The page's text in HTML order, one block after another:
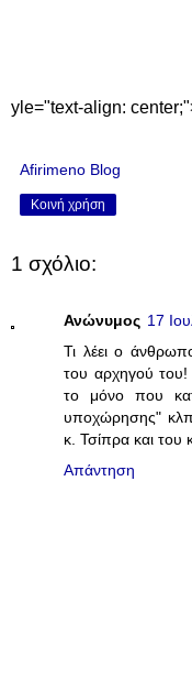
yle="text-align:
Afirimeno Blog
Κοινή χρήση
1 σχόλιο:
Ανώνυμος 17
Τι λέει ο
του αρχηγού
το μόνο που
υποχώρησης" κλπ,
κ. Τσίπρα και του
Απάντηση